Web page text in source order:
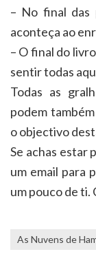
– No final das
aconteça ao
– O final do
sentir todas
Todas as
podem
o objectivo
Se achas estar
um email para
um pouco de
As Nuvens de